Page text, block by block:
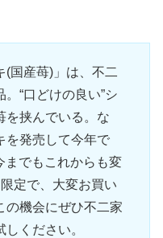
(国産苺)」は、不二
“口どけの良い”シ
を挟んでいる。な
を発売して今年で
までもこれからも変
定で、大変お買い
の機会にぜひ不二家
ください。